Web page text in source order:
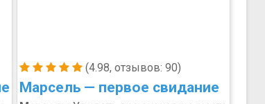
(4.98, отзывов: 90)
Марсель — первое свидание